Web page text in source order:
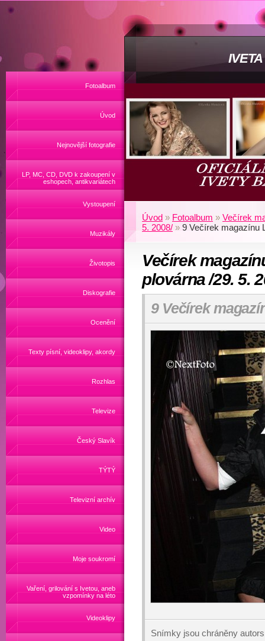
Fotoalbum
Úvod
Nejnovější fotografie
LP, MC, CD, DVD k zakoupení v
eshopech, antikvariátech
Vystoupení
Muzikály
Životopis
Diskografie
Ocenění
Texty písní, videoklipy, akordy
Rozhlas
Televize
Český Slavík
TÝTÝ
Televizní archív
Video
Moje soukromí
Vaření, grilování s Ivetou, aneb
vzpomínky na léto
Videoklipy
Úvod » Fotoalbum » Večírek
5. 2008/ » 9 Večírek magazínu
Večírek
plovárna /29. 5.
9 Večírek
Snímky jsou chráněny